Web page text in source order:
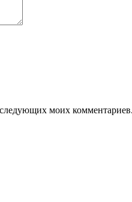
моих комментариев.